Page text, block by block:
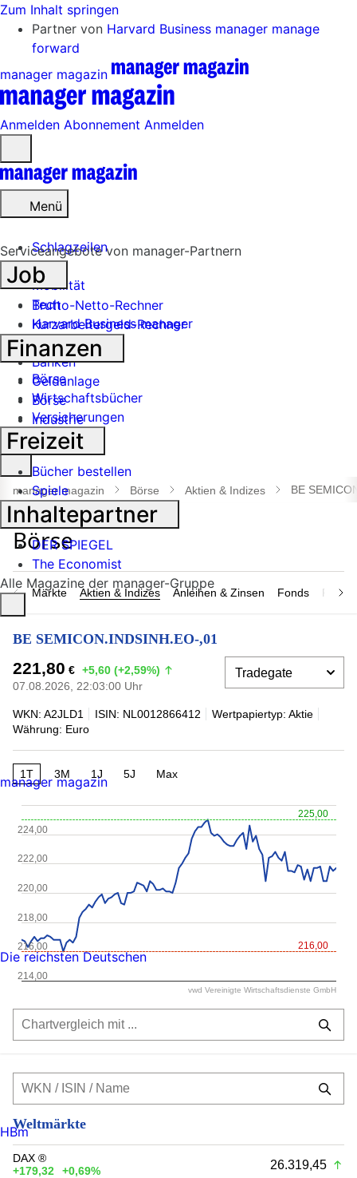
Zum Inhalt springen
Partner von Harvard Business manager manage
forward
manager magazin
Anmelden Abonnement Anmelden
öffnen
Menü
Schlagzeilen
Mobilität
Tech
Harvard Business manager
Handel
Banken
Geldanlage
Börse
Industrie
Suche
öffnen
manager magazin Börse Aktien & Indizes BE
Märkte Aktien & Indizes Anleihen & Zinsen Fonds
BE SEMICON.INDSINH.EO-,01
221,80 € +5,60 (+2,59%)
07.08.2026, 22:03:00 Uhr
WKN: A2JLD1 ISIN: NL0012866412
Wertpapiertyp: Aktie
Währung: Euro
1T 3M 1J 5J Max
225,00
216,00
220,00
214,00
216,00
218,00
222,00
224,00
vwd Vereinigte Wirtschaftsdienste GmbH
Weltmärkte
DAX ®
+179,32
+0,69% 26.319,45
Serviceangebote von manager-Partnern
Job
Brutto-Netto-Rechner
Kurzarbeitergeld-Rechner
Finanzen
Börse
Wirtschaftsbücher
Versicherungen
Freizeit
Bücher bestellen
Spiele
Inhaltepartner
DER SPIEGEL
The Economist
Alle Magazine der manager-Gruppe
manager magazin
Die reichsten Deutschen
HBm